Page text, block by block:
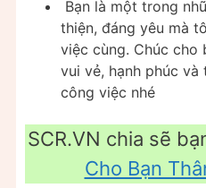
Bạn là một trong
thiện, đáng yêu mà
việc cùng. Chúc cho
vui vẻ, hạnh phúc
công việc nhé
SCR.VN chia sẽ
Cho Bạn